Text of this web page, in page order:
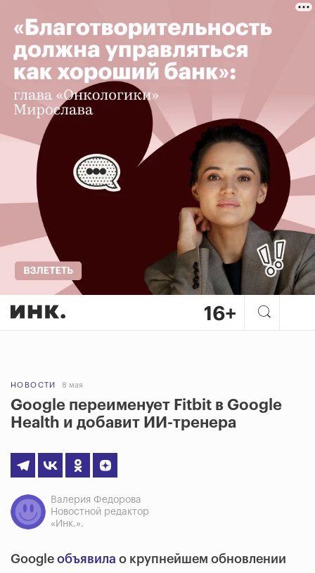
НОВОСТИ 8 мая
Google переименует Fitbit в Google
Health и добавит ИИ-тренера
Валерия Федорова
Новостной редактор
«Инк.».
Google объявила о крупнейшем обновлении